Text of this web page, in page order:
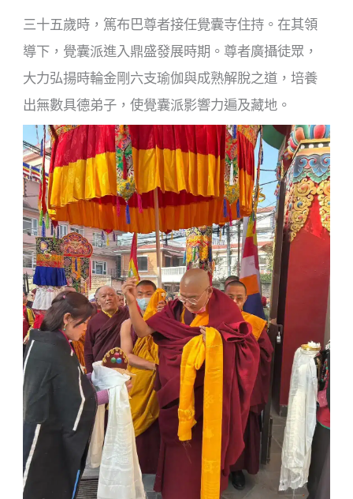
三十五歲時，篤布巴尊者接任覺囊寺住持。在其領
導下，覺囊派進入鼎盛發展時期。尊者廣攝徒眾，
大力弘揚時輪金剛六支瑜伽與成熟解脫之道，培養
出無數具德弟子，使覺囊派影響力遍及藏地。